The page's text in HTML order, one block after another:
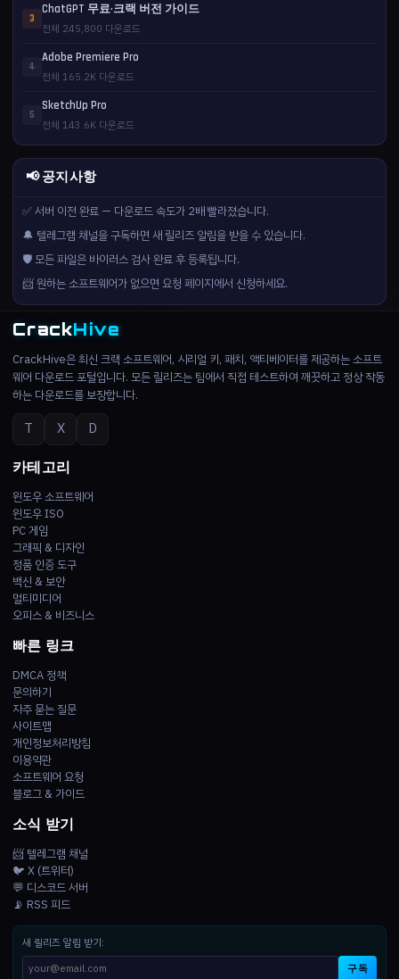
3
ChatGPT 무료·크랙 버전 가이드
전체 245,800 다운로드
4
Adobe Premiere Pro
전체 165.2K 다운로드
5
SketchUp Pro
전체 143.6K 다운로드
📢 공지사항
✅ 서버 이전 완료 — 다운로드 속도가 2배 빨라졌습니다.
🔔 텔레그램 채널을 구독하면 새 릴리즈 알림을 받을 수 있습니다.
🛡️ 모든 파일은 바이러스 검사 완료 후 등록됩니다.
📨 원하는 소프트웨어가 없으면 요청 페이지에서 신청하세요.
CrackHive
CrackHive은 최신 크랙 소프트웨어, 시리얼 키, 패치, 액티베이터를 제공하는 소프트
웨어 다운로드 포털입니다. 모든 릴리즈는 팀에서 직접 테스트하여 깨끗하고 정상 작동
하는 다운로드를 보장합니다.
T X D
카테고리
윈도우 소프트웨어
윈도우 ISO
PC 게임
그래픽 & 디자인
정품 인증 도구
백신 & 보안
멀티미디어
오피스 & 비즈니스
빠른 링크
DMCA 정책
문의하기
자주 묻는 질문
사이트맵
개인정보처리방침
이용약관
소프트웨어 요청
블로그 & 가이드
소식 받기
📨 텔레그램 채널
🐦 X (트위터)
💬 디스코드 서버
📡 RSS 피드
새 릴리즈 알림 받기:
구독